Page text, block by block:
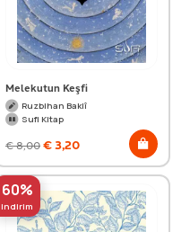
Melekutun Keşfi
Ruzbihan Baklî
Sufi Kitap
€8,00€ 3,20
60%
indirim